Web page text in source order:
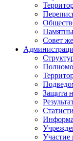
Совет
Защита
Участие